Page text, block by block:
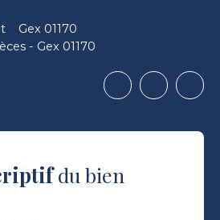
Gex 01170
- Gex 01170
du bien